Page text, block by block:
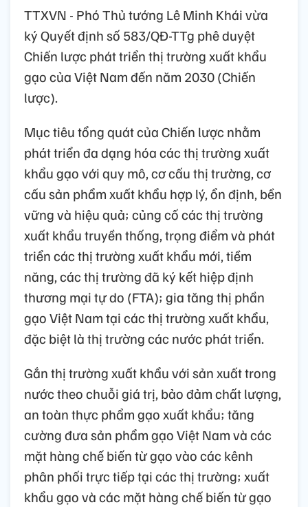
TTXVN - Phó Thủ tướng Lê Minh Khái vừa
ký Quyết định số 583/QĐ-TTg phê duyệt
Chiến lược phát triển thị trường xuất khẩu
gạo của Việt Nam đến năm 2030 (Chiến
lược).
Mục tiêu tổng quát của Chiến lược nhằm
phát triển đa dạng hóa các thị trường xuất
khẩu gạo với quy mô, cơ cấu thị trường, cơ
cấu sản phẩm xuất khẩu hợp lý, ổn định, bền
vững và hiệu quả; củng cố các thị trường
xuất khẩu truyền thống, trọng điểm và phát
triển các thị trường xuất khẩu mới, tiềm
năng, các thị trường đã ký kết hiệp định
thương mại tự do (FTA); gia tăng thị phần
gạo Việt Nam tại các thị trường xuất khẩu,
đặc biệt là thị trường các nước phát triển.
Gắn thị trường xuất khẩu với sản xuất trong
nước theo chuỗi giá trị, bảo đảm chất lượng,
an toàn thực phẩm gạo xuất khẩu; tăng
cường đưa sản phẩm gạo Việt Nam và các
mặt hàng chế biến từ gạo vào các kênh
phân phối trực tiếp tại các thị trường; xuất
khẩu gạo và các mặt hàng chế biến từ gạo